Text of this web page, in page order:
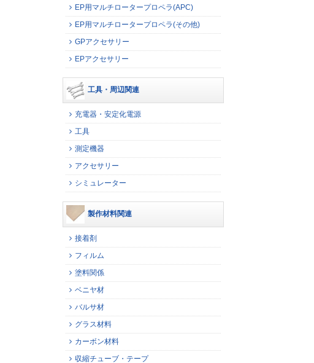
EP用マルチロータープロペラ(APC)
EP用マルチロータープロペラ(その他)
GPアクセサリー
EPアクセサリー
工具・周辺関連
充電器・安定化電源
工具
測定機器
アクセサリー
シミュレーター
製作材料関連
接着剤
フィルム
塗料関係
ベニヤ材
バルサ材
グラス材料
カーボン材料
収縮チューブ・テープ